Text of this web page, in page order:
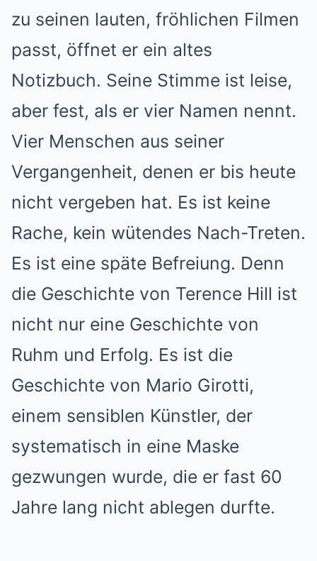
zu seinen lauten, fröhlichen Filmen
passt, öffnet er ein altes
Notizbuch. Seine Stimme ist leise,
aber fest, als er vier Namen nennt.
Vier Menschen aus seiner
Vergangenheit, denen er bis heute
nicht vergeben hat. Es ist keine
Rache, kein wütendes Nach-Treten.
Es ist eine späte Befreiung. Denn
die Geschichte von Terence Hill ist
nicht nur eine Geschichte von
Ruhm und Erfolg. Es ist die
Geschichte von Mario Girotti,
einem sensiblen Künstler, der
systematisch in eine Maske
gezwungen wurde, die er fast 60
Jahre lang nicht ablegen durfte.